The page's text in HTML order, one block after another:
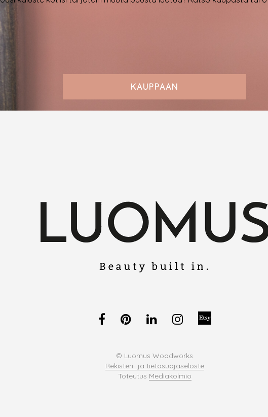
KAUPPAAN
© Luomus Woodworks
Rekisteri- ja tietosuojaseloste
Toteutus Mediakolmio